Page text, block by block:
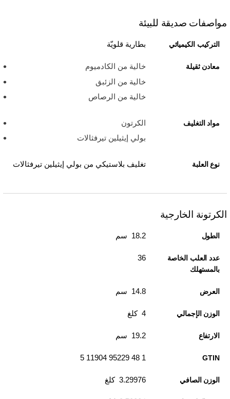
مواصفات صديقة للبيئة
التركيب الكيميائي بطارية قلويّة
معادن ثقيلة
خالية من الكادميوم
خالية من الزئبق
خالية من الرصاص
مواد التغليف
الكرتون
بولي إيثيلين تيرفثالات
نوع العلبة تغليف بلاستيكي من بولي إيثيلين تيرفثالات
الكرتونة الخارجية
الطول 18.2 سم
عدد العلب الخاصة
بالمستهلك
36
العرض 14.8 سم
الوزن الإجمالي 4 كلغ
الارتفاع 19.2 سم
GTIN
1 48 95229 11904 5
الوزن الصافي 3.29976 كلغ